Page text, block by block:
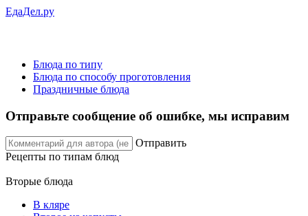
ЕдаДел.ру
Блюда по типу
Блюда по способу проготовления
Праздничные блюда
Отправьте сообщение об ошибке, мы исправим
Отправить
Рецепты по типам блюд
Вторые блюда
В кляре